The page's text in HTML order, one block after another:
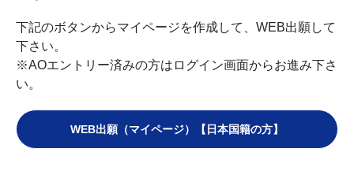
下記のボタンからマイページを作成して、WEB出願して
下さい。
※AOエントリー済みの方はログイン画面からお進み下さ
い。
WEB出願（マイページ）【日本国籍の方】